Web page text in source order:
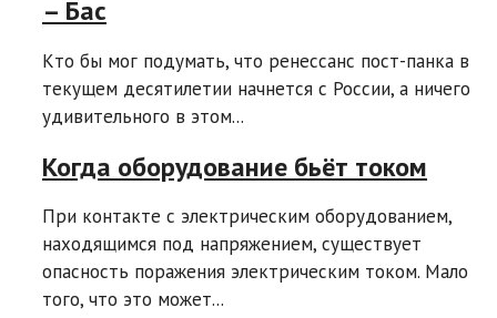
– Бас
Кто бы мог подумать, что ренессанс пост-панка в
текущем десятилетии начнется с России, а ничего
удивительного в этом...
Когда оборудование бьёт током
При контакте с электрическим оборудованием,
находящимся под напряжением, существует
опасность поражения электрическим током. Мало
того, что это может...